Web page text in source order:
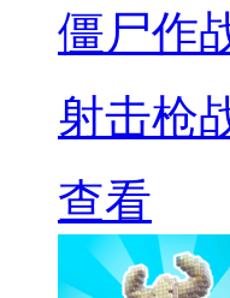
僵尸作
射击枪
查看